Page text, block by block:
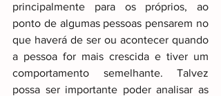
principalmente para os próprios, ao
ponto de algumas pessoas pensarem no
que haverá de ser ou acontecer quando
a pessoa for mais crescida e tiver um
comportamento semelhante. Talvez
possa ser importante poder analisar as